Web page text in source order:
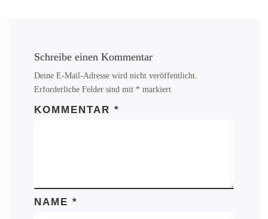
Schreibe einen Kommentar
Deine E-Mail-Adresse wird nicht veröffentlicht.
Erforderliche Felder sind mit * markiert
KOMMENTAR*
NAME*